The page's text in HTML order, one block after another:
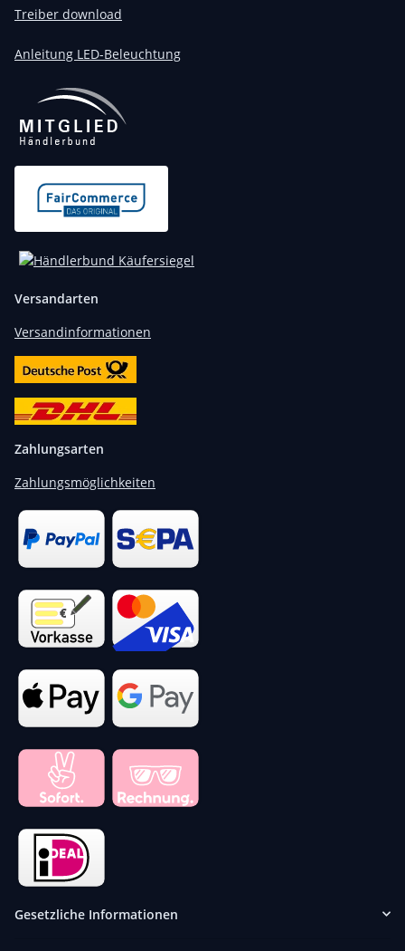
Treiber download
Anleitung LED-Beleuchtung
Versandarten
Versandinformationen
Zahlungsarten
Zahlungsmöglichkeiten
Gesetzliche Informationen